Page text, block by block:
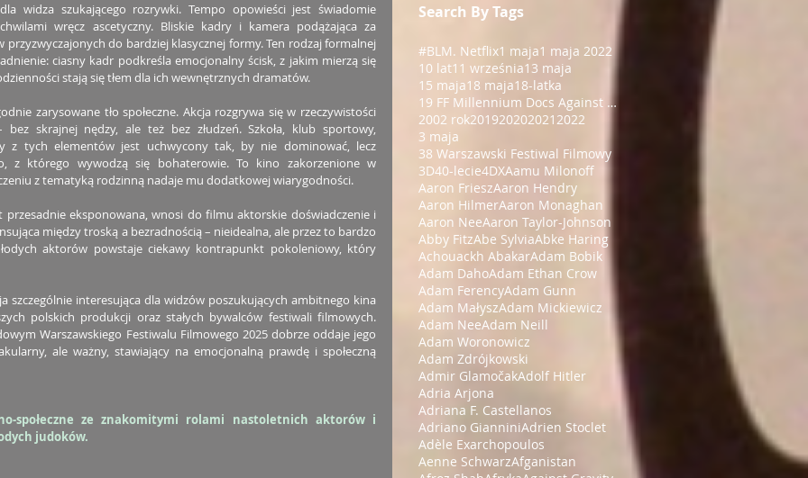
widza szukającego rozrywki. Tempo opowieści jest świadomie
wręcz ascetyczny. Bliskie kadry i kamera podążająca za
do bardziej klasycznej formy. Ten rodzaj formalnej
ciasny kadr podkreśla emocjonalny ścisk, z jakim mierzą się
stają się tłem dla ich wewnętrznych dramatów.
zarysowane tło społeczne. Akcja rozgrywa się w rzeczywistości
skrajnej nędzy, ale też bez złudzeń. Szkoła, klub sportowy,
z tych elementów jest uchwycony tak, by nie dominować, lecz
z którego wywodzą się bohaterowie. To kino zakorzenione w
z tematyką rodzinną nadaje mu dodatkowej wiarygodności.
przesadnie eksponowana, wnosi do filmu aktorskie doświadczenie i
między troską a bezradnością – nieidealna, ale przez to bardzo
aktorów powstaje ciekawy kontrapunkt pokoleniowy, który
szczególnie interesująca dla widzów poszukujących ambitnego kina
polskich produkcji oraz stałych bywalców festiwali filmowych.
Warszawskiego Festiwalu Filmowego 2025 dobrze oddaje jego
ale ważny, stawiający na emocjonalną prawdę i społeczną
społeczne ze znakomitymi rolami nastoletnich aktorów i
judoków.
Search By Tags
#BLM. Netflix1 maja1 maja 2022
10 lat11 września13 maja
15 maja18 maja18-latka
19 FF Millennium Docs Against Gravity!
2002 rok201920202021 2022
3 maja
38 Warszawski Festiwal Filmowy
3D40-lecie4DXAamu Milonoff
Aaron FrieszAaron Hendry
Aaron HilmerAaron Monaghan
Aaron NeeAaron Taylor-Johnson
Abby FitzAbe SylviaAbke Haring
Achouackh AbakarAdam Bobik
Adam DahoAdam Ethan Crow
Adam FerencyAdam Gunn
Adam MałyszAdam Mickiewicz
Adam NeeAdam Neill
Adam Woronowicz
Adam Zdrójkowski
Admir GlamočakAdolf Hitler
Adria Arjona
Adriana F. Castellanos
Adriano GianniniAdrien Stoclet
Adèle Exarchopoulos
Aenne SchwarzAfganistan